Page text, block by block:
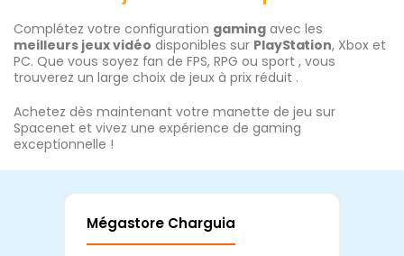
Complétez votre configuration gaming avec les
meilleurs jeux vidéo disponibles sur PlayStation, Xbox et
PC. Que vous soyez fan de FPS, RPG ou sport , vous
trouverez un large choix de jeux à prix réduit .
Achetez dès maintenant votre manette de jeu sur
Spacenet et vivez une expérience de gaming
exceptionnelle !
Mégastore Charguia